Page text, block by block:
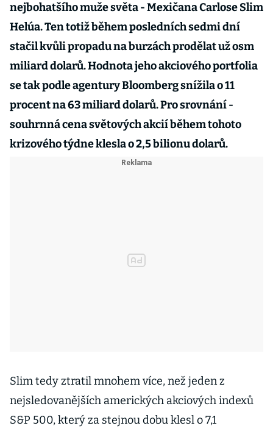
nejbohatšího muže světa - Mexičana Carlose Slim
Helúa. Ten totiž během posledních sedmi dní
stačil kvůli propadu na burzách prodělat už osm
miliard dolarů. Hodnota jeho akciového portfolia
se tak podle agentury Bloomberg snížila o 11
procent na 63 miliard dolarů. Pro srovnání -
souhrnná cena světových akcií během tohoto
krizového týdne klesla o 2,5 bilionu dolarů.
Slim tedy ztratil mnohem více, než jeden z
nejsledovanějších amerických akciových indexů
S&P 500, který za stejnou dobu klesl o 7,1